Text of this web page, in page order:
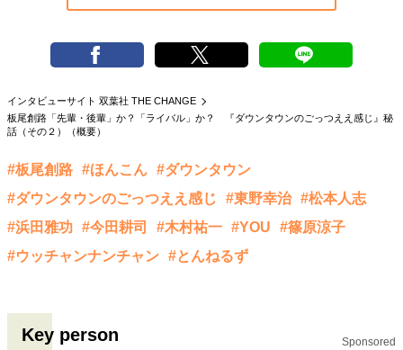
ライフスタイル・生き方
40代からの景色 50代のリアル
美しさの哲学
パートナーとの歩み方
親になるということ
熱狂できるもの
一生モノの愛用品
私を彩るエッセンス
社会・カルチャー・マネー
地域とつながる/お金との付き合い方
インタビューサイト 双葉社 THE CHANGE
板尾創路「先輩・後輩」か？「ライバル」か？ 『ダウンタウンのごっつええ感じ』秘
話（その２）（概要）
#板尾創路 #ほんこん #ダウンタウン
#ダウンタウンのごっつええ感じ
#東野幸治 #松本人志
#浜田雅功 #今田耕司 #木村祐一 #YOU
#篠原涼子
#ウッチャンナンチャン #とんねるず
Key person Sponsored